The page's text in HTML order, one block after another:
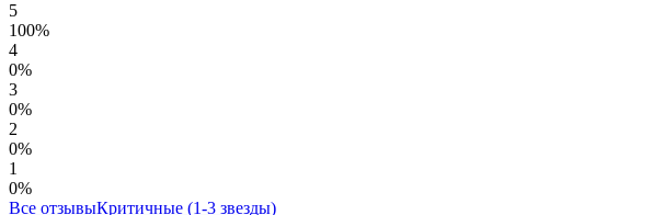
5
100%
4
0%
3
0%
2
0%
1
0%
Все отзывыКритичные (1-3 звезды)